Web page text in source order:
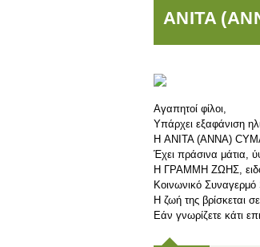
ANITA
Αγαπητοί φίλοι,
Υπάρχει εξαφάνιση
Η ANITA (ANNA)
Έχει πράσινα μάτια,
Η ΓΡΑΜΜΗ ΖΩΗΣ,
Κοινωνικό
Η ζωή της βρίσκεται
Εάν γνωρίζετε κάτι